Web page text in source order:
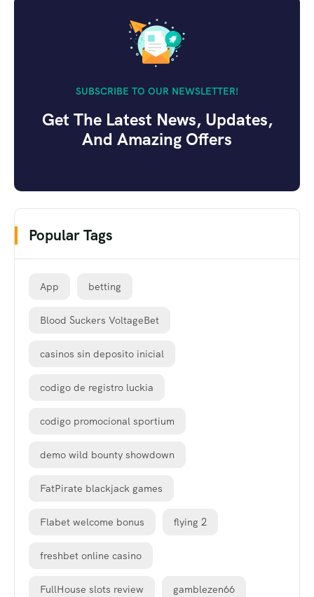
SUBSCRIBE TO OUR NEWSLETTER!
Get The Latest News, Updates,
And Amazing Offers
Popular Tags
App betting
Blood Suckers VoltageBet
casinos sin deposito inicial
codigo de registro luckia
codigo promocional sportium
demo wild bounty showdown
FatPirate blackjack games
Flabet welcome bonus flying 2
freshbet online casino
FullHouse slots review gamblezen66